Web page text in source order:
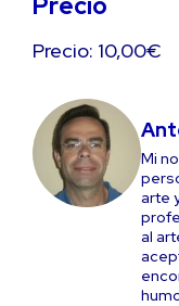
Precio: 10,00€
Mi
arte
al